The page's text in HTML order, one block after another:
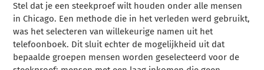
Stel dat je een steekproef wilt houden onder alle mensen
in Chicago. Een methode die in het verleden werd gebruikt,
was het selecteren van willekeurige namen uit het
telefoonboek. Dit sluit echter de mogelijkheid uit dat
bepaalde groepen mensen worden geselecteerd voor de